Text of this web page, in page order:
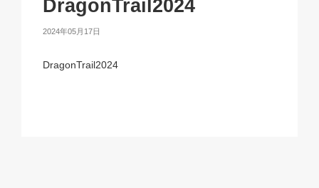
DragonTrail2024
2024年05月17日
DragonTrail2024